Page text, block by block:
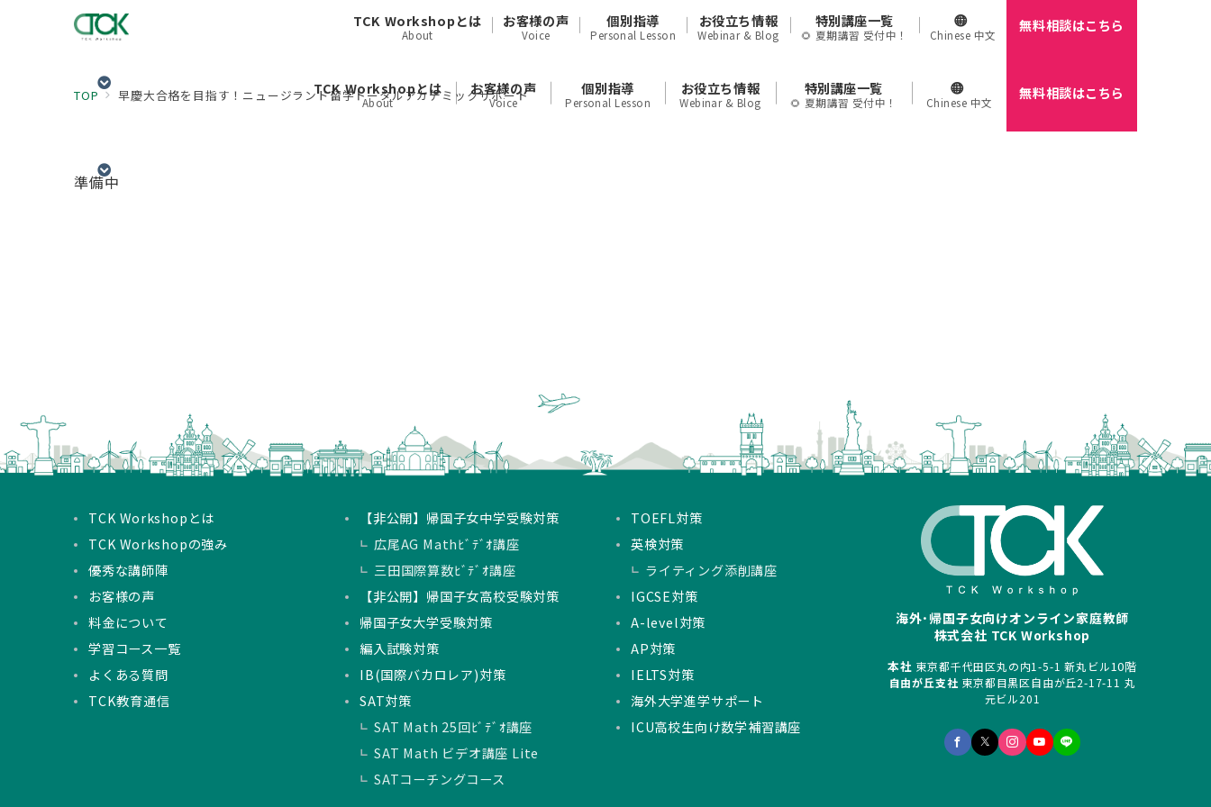
TCK Workshopとは
About
お客様の声
Voice
個別指導
Personal Lesson
お役立ち情報
Webinar & Blog
特別講座一覧
🌻 夏期講習 受付中！ Chinese 中文
無料相談はこちら
TCK Workshopとは
About
お客様の声
Voice
個別指導
Personal Lesson
お役立ち情報
Webinar & Blog
特別講座一覧
🌻 夏期講習 受付中！ Chinese 中文
無料相談はこちら
TOP 早慶大合格を目指す！ニュージランド留学トータルアカデミックサポート
準備中
TCK Workshopとは
TCK Workshopの強み
優秀な講師陣
お客様の声
料金について
学習コース一覧
よくある質問
TCK教育通信
【非公開】帰国子女中学受験対策
広尾AG Mathﾋﾞﾃﾞｵ講座
三田国際算数ﾋﾞﾃﾞｵ講座
【非公開】帰国子女高校受験対策
帰国子女大学受験対策
編入試験対策
IB(国際バカロレア)対策
SAT対策
SAT Math 25回ﾋﾞﾃﾞｵ講座
SAT Math ビデオ講座 Lite
SATコーチングコース
TOEFL対策
英検対策
ライティング添削講座
IGCSE対策
A-level対策
AP対策
IELTS対策
海外大学進学サポート
ICU高校生向け数学補習講座
海外･帰国子女向けオンライン家庭教師
株式会社 TCK Workshop
本社 東京都千代田区丸の内1-5-1 新丸ビル10階
自由が丘支社 東京都目黒区自由が丘2-17-11 丸
元ビル201